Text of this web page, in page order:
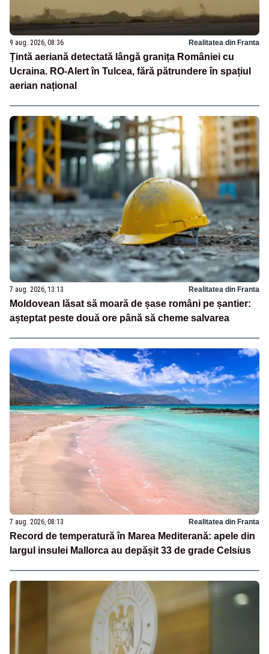
9 aug. 2026, 08:36 Realitatea din Franta
Țintă aeriană detectată lângă granița României cu
Ucraina. RO-Alert în Tulcea, fără pătrundere în spațiul
aerian național
7 aug. 2026, 13:13 Realitatea din Franta
Moldovean lăsat să moară de șase români pe șantier:
așteptat peste două ore până să cheme salvarea
7 aug. 2026, 08:13 Realitatea din Franta
Record de temperatură în Marea Mediterană: apele din
largul insulei Mallorca au depășit 33 de grade Celsius